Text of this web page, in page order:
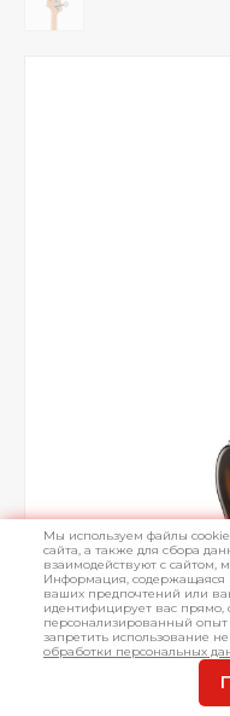
Мы используем файлы
сайта, а также для сбора
взаимодействуют с сайтом,
Информация, содержащаяся
ваших предпочтений или
идентифицирует вас прямо,
персонализированный
запретить использование
обработки персональных